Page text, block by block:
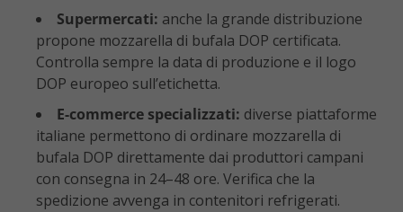
Supermercati: anche la grande distribuzione
propone mozzarella di bufala DOP certificata.
Controlla sempre la data di produzione e il logo
DOP europeo sull’etichetta.
E-commerce specializzati: diverse piattaforme
italiane permettono di ordinare mozzarella di
bufala DOP direttamente dai produttori campani
con consegna in 24–48 ore. Verifica che la
spedizione avvenga in contenitori refrigerati.